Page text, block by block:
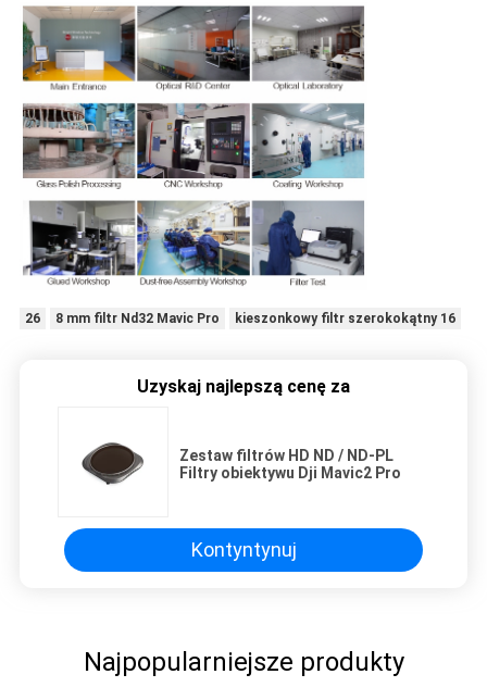
26 8 mm filtr Nd32 Mavic Pro kieszonkowy filtr szerokokątny 16
Uzyskaj najlepszą cenę za
Zestaw filtrów HD ND / ND-PL
Filtry obiektywu Dji Mavic2 Pro
Kontyntynuj
Najpopularniejsze produkty